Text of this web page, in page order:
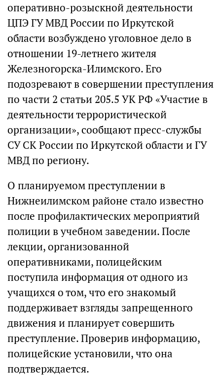
оперативно-розыскной деятельности
ЦПЭ ГУ МВД России по Иркутской
области возбуждено уголовное дело в
отношении 19-летнего жителя
Железногорска-Илимского. Его
подозревают в совершении преступления
по части 2 статьи 205.5 УК РФ «Участие в
деятельности террористической
организации», сообщают пресс-службы
СУ СК России по Иркутской области и ГУ
МВД по региону.
О планируемом преступлении в
Нижнеилимском районе стало известно
после профилактических мероприятий
полиции в учебном заведении. После
лекции, организованной
оперативниками, полицейским
поступила информация от одного из
учащихся о том, что его знакомый
поддерживает взгляды запрещенного
движения и планирует совершить
преступление. Проверив информацию,
полицейские установили, что она
подтверждается.